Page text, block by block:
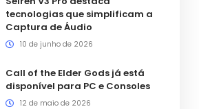
tecnologias que simplificam a
Captura de Áudio
10 de junho de 2026
Call of the Elder Gods já está
disponível para PC e Consoles
12 de maio de 2026